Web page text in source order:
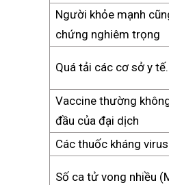
Người khỏe mạnh
chứng nghiêm trọng
Quá tải các cơ sở y tế.
Vaccine thường
đầu của đại dịch
Các thuốc kháng
Số ca tử vong nhiều